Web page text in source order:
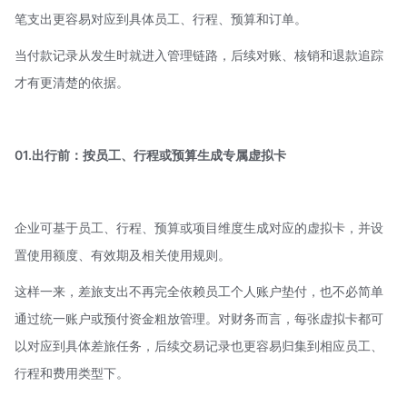
笔支出更容易对应到具体员工、行程、预算和订单。
当付款记录从发生时就进入管理链路，后续对账、核销和退款追踪
才有更清楚的依据。
01.出行前：按员工、行程或预算生成专属虚拟卡
企业可基于员工、行程、预算或项目维度生成对应的虚拟卡，并设
置使用额度、有效期及相关使用规则。
这样一来，差旅支出不再完全依赖员工个人账户垫付，也不必简单
通过统一账户或预付资金粗放管理。对财务而言，每张虚拟卡都可
以对应到具体差旅任务，后续交易记录也更容易归集到相应员工、
行程和费用类型下。